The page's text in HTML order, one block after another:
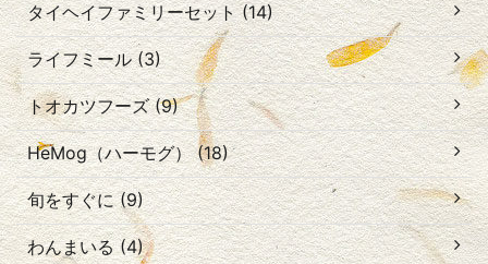
タイヘイファミリーセット (14)
ライフミール (3)
トオカツフーズ (9)
HeMog（ハーモグ） (18)
旬をすぐに (9)
わんまいる (4)